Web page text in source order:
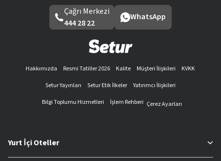
Çağrı Merkezi
444 28 22
WhatsApp
Hakkımızda Resmi Tatiller 2026 Kalite Müşteri İlişkileri
KVKK
Setur Yayınları
Setur Etik İlkeler
Yatırımcı İlişkileri
Bilgi Toplumu Hizmetleri
İşlem Rehberi Çerez Ayarları
Yurt İçi Oteller